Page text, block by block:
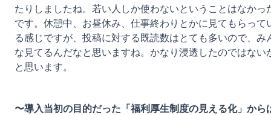
たりしましたね。若い人しか使わないということはなかっ
です。休憩中、お昼休み、仕事終わりとかに見てもらって
る感じですが、投稿に対する既読数はとても多いので、み
な見てるんだなと思いますね。かなり浸透したのではない
と思います。
〜導入当初の目的だった「福利厚生制度の見える化」から